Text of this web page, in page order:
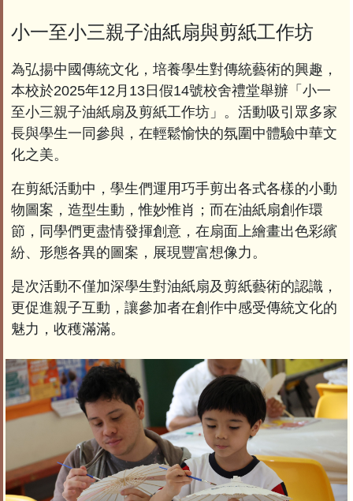
小一至小三親子油紙扇與剪紙工作坊
為弘揚中國傳統文化，培養學生對傳統藝術的興趣，
本校於2025年12月13日假14號校舍禮堂舉辦「小一
至小三親子油紙扇及剪紙工作坊」。活動吸引眾多家
長與學生一同參與，在輕鬆愉快的氛圍中體驗中華文
化之美。
在剪紙活動中，學生們運用巧手剪出各式各樣的小動
物圖案，造型生動，惟妙惟肖；而在油紙扇創作環
節，同學們更盡情發揮創意，在扇面上繪畫出色彩繽
紛、形態各異的圖案，展現豐富想像力。
是次活動不僅加深學生對油紙扇及剪紙藝術的認識，
更促進親子互動，讓參加者在創作中感受傳統文化的
魅力，收穫滿滿。